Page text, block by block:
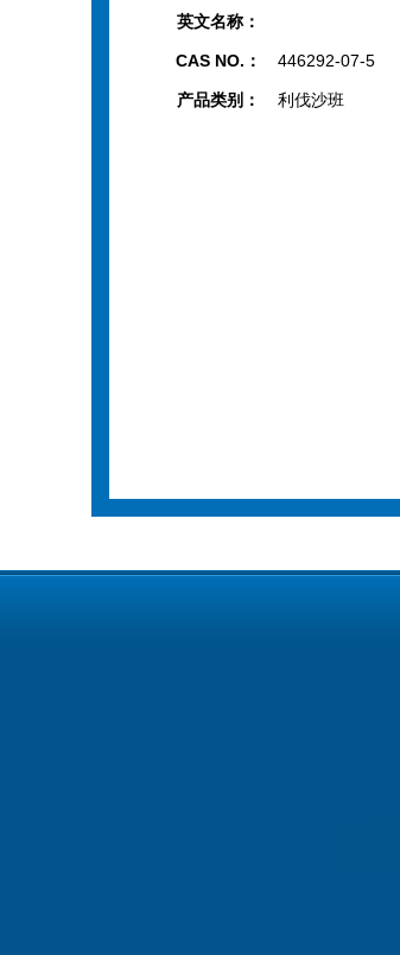
英文名称：
CAS NO.： 446292-07-5
产品类别： 利伐沙班